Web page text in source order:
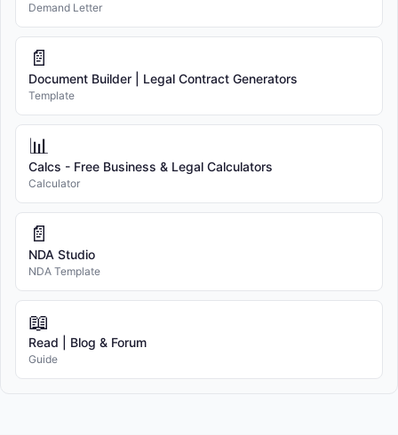
Demand Letter
📄
Document Builder | Legal Contract Generators
Template
📊
Calcs - Free Business & Legal Calculators
Calculator
📄
NDA Studio
NDA Template
📖
Read | Blog & Forum
Guide